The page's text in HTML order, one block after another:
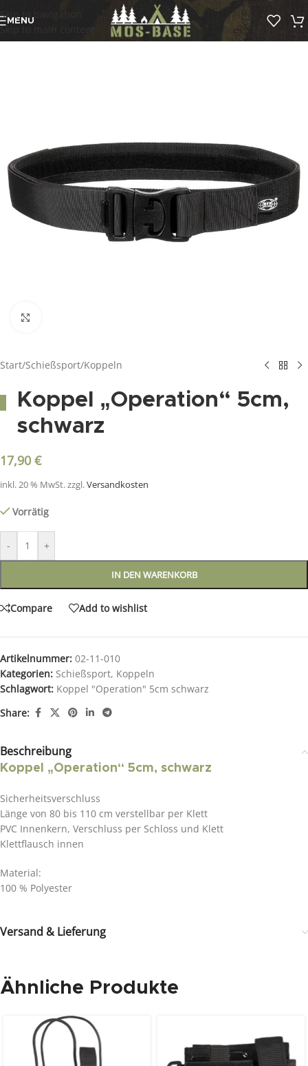
Skip to navigation
Skip to main content
MENU
Start/Schießsport/Koppeln
Koppel „Operation“ 5cm,
schwarz
17,90 €
inkl. 20 % MwSt.zzgl.Versandkosten
Vorrätig
- +
IN DEN WARENKORB
Compare Add to wishlist
Artikelnummer: 02-11-010
Kategorien: Schießsport, Koppeln
Schlagwort: Koppel "Operation" 5cm schwarz
Share:
Beschreibung
Koppel „Operation“ 5cm, schwarz
Sicherheitsverschluss
Länge von 80 bis 110 cm verstellbar per Klett
PVC Innenkern, Verschluss per Schloss und Klett
Klettflausch innen
Material:
100 % Polyester
Versand & Lieferung
Ähnliche Produkte